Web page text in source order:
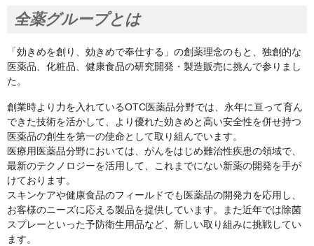
全薬グループとは
「効きめを創り、効きめで奉仕する」の創薬理念のもと、独創的な
医薬品、化粧品、健康食品の研究開発・製造販売に挑んで参りまし
た。
創業時より力を入れているOTC医薬品分野では、永年に亘って育ん
できた技術を活かして、より優れた効きめと高い安全性を併せ持つ
医薬品の創生を第一の使命として取り組んでいます。
医療用医薬品分野においては、がんをはじめ難治性疾患の領域で、
最新のテクノロジーを活用して、これまでにない新薬の開発を手が
けております。
スキンケアや健康食品のフィールドでも医薬品の開発力を応用し、
お客様のニーズに応える製品を提供しています。また近年では除菌
スプレーといった予防衛生用品など、新しい取り組みに挑戦してい
ます。